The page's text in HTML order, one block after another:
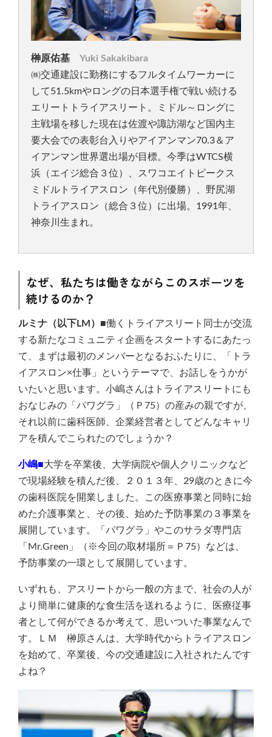
榊原佑基 Yuki Sakakibara
㈱交通建設に勤務にするフルタイムワーカーに
して51.5kmやロングの日本選手権で戦い続ける
エリートトライアスリート。ミドル～ロングに
主戦場を移した現在は佐渡や諏訪湖など国内主
要大会での表彰台入りやアイアンマン70.3＆ア
イアンマン世界選出場が目標。今季はWTCS横
浜（エイジ総合３位）、スワコエイトピークス
ミドルトライアスロン（年代別優勝）、野尻湖
トライアスロン（総合３位）に出場。1991年、
神奈川生まれ。
なぜ、私たちは働きながらこのスポーツを
続けるのか？
ルミナ（以下LM）■働くトライアスリート同士が交流
する新たなコミュニティ企画をスタートするにあたっ
て、まずは最初のメンバーとなるおふたりに、「トラ
イアスロン×仕事」というテーマで、お話しをうかが
いたいと思います。小嶋さんはトライアスリートにも
おなじみの「パワグラ」（Ｐ75）の産みの親ですが、
それ以前に歯科医師、企業経営者としてどんなキャリ
アを積んでこられたのでしょうか？
小嶋■大学を卒業後、大学病院や個人クリニックなど
で現場経験を積んだ後、２０１３年、29歳のときに今
の歯科医院を開業しました。この医療事業と同時に始
めた介護事業と、その後、始めた予防事業の３事業を
展開しています。「パワグラ」やこのサラダ専門店
「Mr.Green」（※今回の取材場所＝Ｐ75）などは、
予防事業の一環として展開しています。
いずれも、アスリートから一般の方まで、社会の人が
より簡単に健康的な食生活を送れるように、医療従事
者として何ができるか考えて、思いついた事業なんで
す。ＬＭ 榊原さんは、大学時代からトライアスロン
を始めて、卒業後、今の交通建設に入社されたんです
よね？